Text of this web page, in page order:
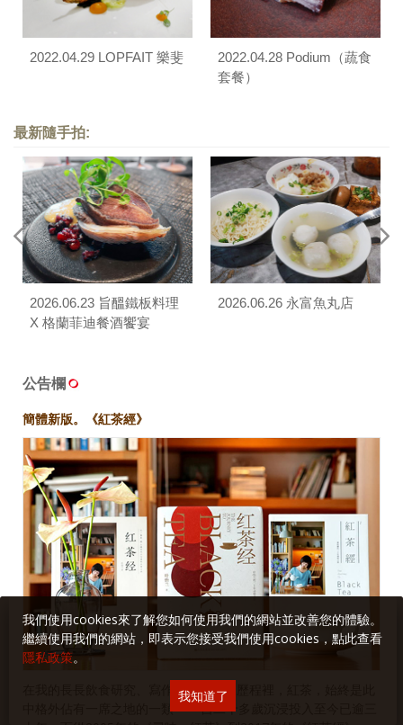
2022.04.29 LOPFAIT 樂斐
2022.04.28 Podium（蔬食
套餐）
最新隨手拍:
2026.06.23 旨醞鐵板料理
X 格蘭菲迪餐酒饗宴
2026.06.26 永富魚丸店
公告欄
簡體新版。《紅茶經》
在我的長長飲食研究、寫作生涯與出版歷程裡，紅茶，始終是此
中格外佔有一席之地的一類——自二十多歲沉浸投入至今已逾三
我們使用cookies來了解您如何使用我們的網站並改善您的體驗。
繼續使用我們的網站，即表示您接受我們使用cookies，點此查看
隱私政策。
我知道了